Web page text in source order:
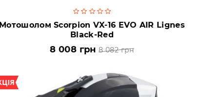
Мотошолом Scorpion VX-16 EVO AIR Lignes
Black-Red
8 008 грн 8 082 грн